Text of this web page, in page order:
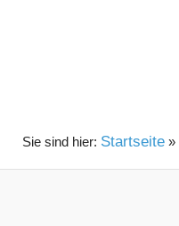
Startseite»